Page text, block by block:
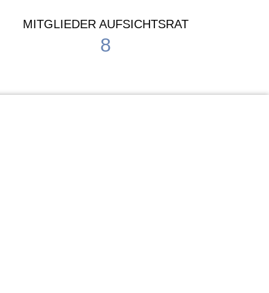
MITGLIEDER AUFSICHTSRAT
8